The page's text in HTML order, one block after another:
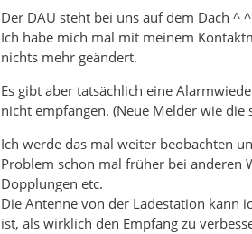
Der DAU steht bei uns auf dem Dach ^ ^
Ich habe mich mal mit meinem
nichts mehr geändert.
Es gibt aber tatsächlich eine
nicht empfangen. (Neue Melder wie
Ich werde das mal weiter beobachten
Problem schon mal früher bei anderen
Dopplungen etc.
Die Antenne von der Ladestation kann
ist, als wirklich den Empfang zu